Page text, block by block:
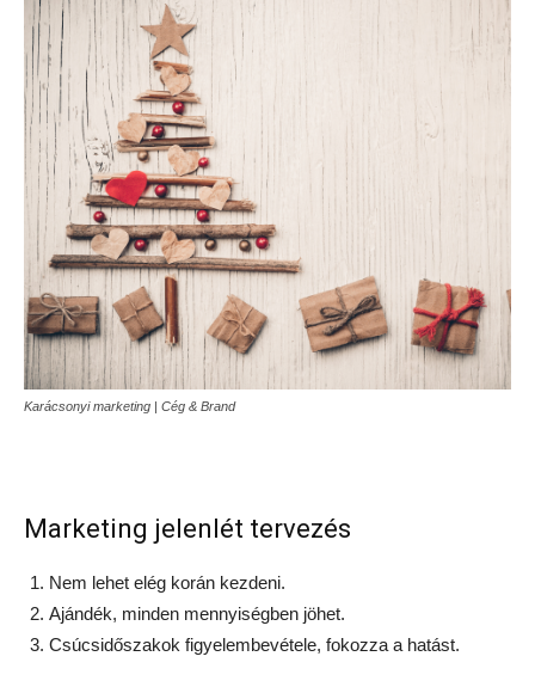
Karácsonyi marketing | Cég & Brand
Marketing jelenlét tervezés
Nem lehet elég korán kezdeni.
Ajándék, minden mennyiségben jöhet.
Csúcsidőszakok figyelembevétele, fokozza a hatást.